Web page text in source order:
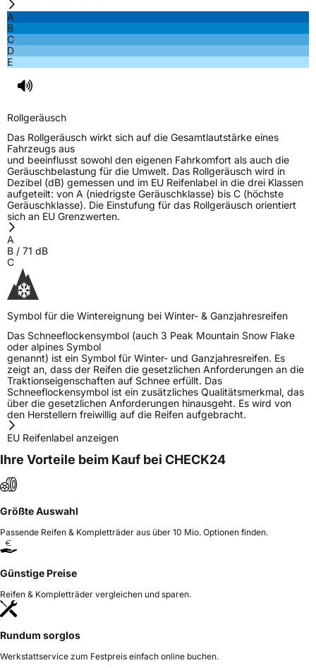
A
B
C
D
E
Rollgeräusch
Das Rollgeräusch wirkt sich auf die Gesamtlautstärke eines
Fahrzeugs aus
und beeinflusst sowohl den eigenen Fahrkomfort als auch die
Geräuschbelastung für die Umwelt. Das Rollgeräusch wird in
Dezibel (dB) gemessen und im EU Reifenlabel in die drei Klassen
aufgeteilt: von A (niedrigste Geräuschklasse) bis C (höchste
Geräuschklasse). Die Einstufung für das Rollgeräusch orientiert
sich an EU Grenzwerten.
A
B / 71 dB
C
Symbol für die Wintereignung bei Winter- & Ganzjahresreifen
Das Schneeflockensymbol (auch 3 Peak Mountain Snow Flake
oder alpines Symbol
genannt) ist ein Symbol für Winter- und Ganzjahresreifen. Es
zeigt an, dass der Reifen die gesetzlichen Anforderungen an die
Traktionseigenschaften auf Schnee erfüllt. Das
Schneeflockensymbol ist ein zusätzliches Qualitätsmerkmal, das
über die gesetzlichen Anforderungen hinausgeht. Es wird von
den Herstellern freiwillig auf die Reifen aufgebracht.
EU Reifenlabel anzeigen
Ihre Vorteile beim Kauf bei CHECK24
Größte Auswahl
Passende Reifen & Kompletträder aus über 10 Mio. Optionen finden.
Günstige Preise
Reifen & Kompletträder vergleichen und sparen.
Rundum sorglos
Werkstattservice zum Festpreis einfach online buchen.